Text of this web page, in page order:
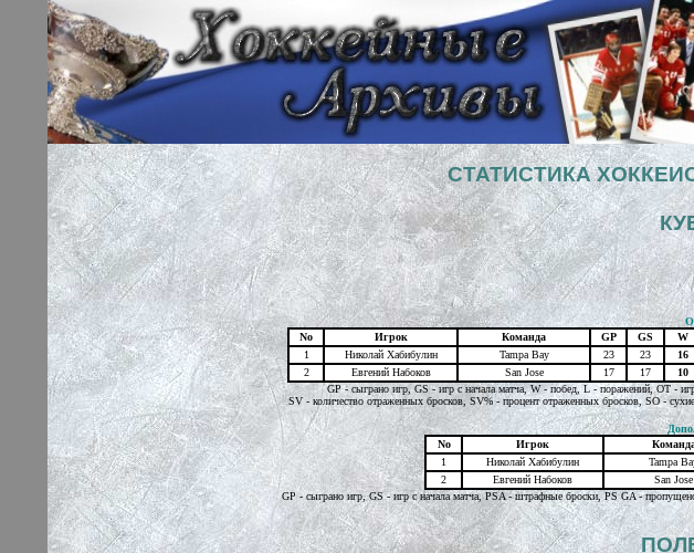
СТАТИСТИКА
No
Игрок Команда GP GS W
1
Николай Хабибулин Tampa Bay 23 23 16
2
Евгений Набоков San Jose 17 17 10
GP - сыграно игр, GS - игр с начала матча, W - побед, L - поражений, OT -
SV - количество отраженных бросков, SV% - процент отраженных бросков, SO -
No
Игрок
1
Николай Хабибулин Tampa
2
Евгений Набоков San Jose
GP - сыграно игр, GS - игр с начала матча, PSA - штрафные броски, PS GA -